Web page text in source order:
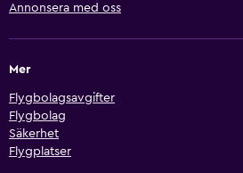
Annonsera med oss
Mer
Flygbolagsavgifter
Flygbolag
Säkerhet
Flygplatser